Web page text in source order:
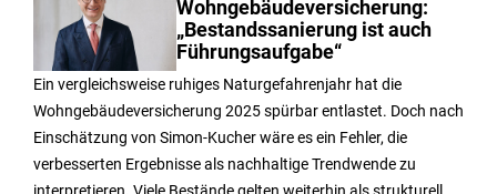
Wohngebäudeversicherung:
„Bestandssanierung ist auch
Führungsaufgabe“
Ein vergleichsweise ruhiges Naturgefahrenjahr hat die
Wohngebäudeversicherung 2025 spürbar entlastet. Doch nach
Einschätzung von Simon-Kucher wäre es ein Fehler, die
verbesserten Ergebnisse als nachhaltige Trendwende zu